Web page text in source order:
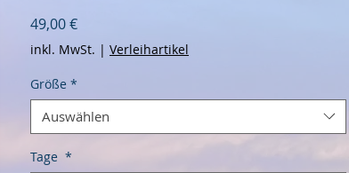
49,00 €Preis
inkl. MwSt. | Verleihartikel
Größe *
Auswählen
Tage *